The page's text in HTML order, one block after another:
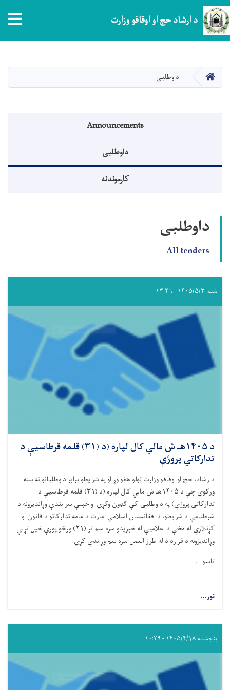
د ارشاد حج او اوقافو وزارت
کور داوطلبی
Announcements
داوطلبی
کارموندنه
داوطلبی
All tenders
شنبه ۱۴۰۵/۵/۳ - ۱۳:۲۶
د ۱۴۰۵هـ ش مالي کال لپاره (د (۳۱) قلمه قرطاسیې د
تدارکاتي پروژې
دارشاد، حج او اوقافو وزارت ټولو هغو وړ او په شرایطو برابر داوطلبانو ته بلنه
ورکوي چې د ۱۴۰۵هـ ش مالي کال لپاره (د (۳۱) قلمه قرطاسیې د
تدارکاتي پروژې) په داوطلبۍ کې ګډون وکړي او خپلې سر بندې وړاندیزونه د
شرطنامې د شرایطو، د افغانستان اسلامي امارت د عامه تدارکاتو د قانون او
کړنلارې له مخې د اعلامیې له خپریدو سره سم تر (۲۱) ورځو پورې خپل تړلي
وړاندیزونه د قرارداد له طرز العمل سره سم وړاندې کړي.
تاسو . . .
نور...
پنجشنبه ۱۴۰۵/۴/۱۸ - ۱۰:۲۹